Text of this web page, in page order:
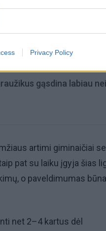
Privacy Policy
gąsdina labiau
artimi giminaičiai
pat su laiku įgyja šias
o paveldimumas
net 2–4 kartus dėl